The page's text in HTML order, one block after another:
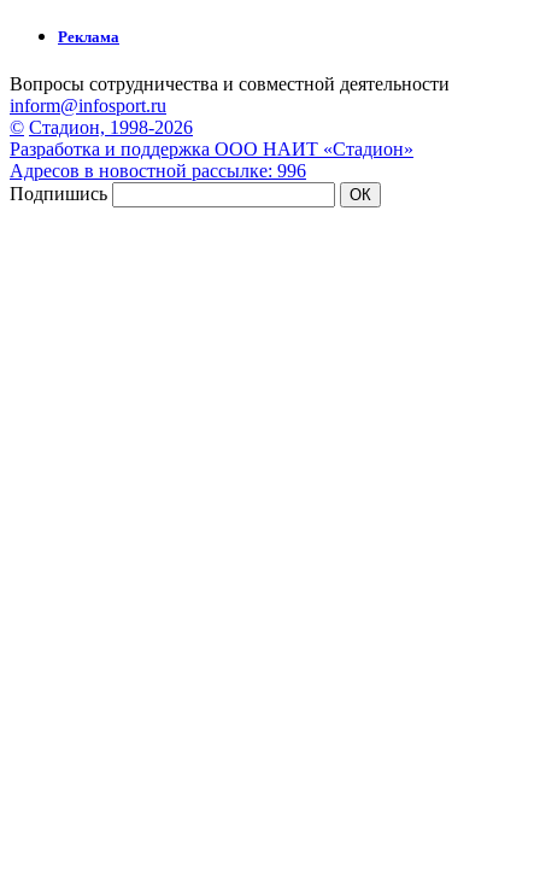
Реклама
Вопросы сотрудничества и совместной деятельности
inform@infosport.ru
© Стадион, 1998-2026
Разработка и поддержка ООО НАИТ «Стадион»
Адресов в новостной рассылке: 996
Подпишись